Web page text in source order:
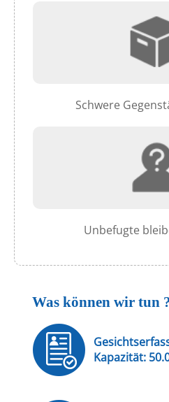
Schwere
Unbefugte
Was können wir tun
Kapazität: